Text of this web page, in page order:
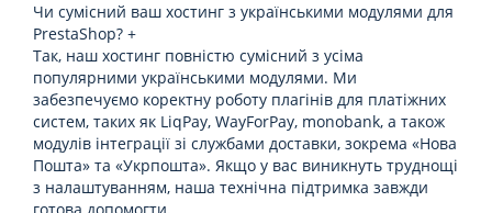
Чи сумісний ваш хостинг з українськими модулями для
PrestaShop? +
Так, наш хостинг повністю сумісний з усіма
популярними українськими модулями. Ми
забезпечуємо коректну роботу плагінів для платіжних
систем, таких як LiqPay, WayForPay, monobank, а також
модулів інтеграції зі службами доставки, зокрема «Нова
Пошта» та «Укрпошта». Якщо у вас виникнуть труднощі
з налаштуванням, наша технічна підтримка завжди